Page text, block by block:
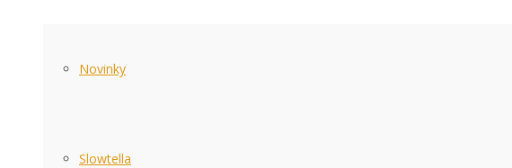
Novinky
Slowtella